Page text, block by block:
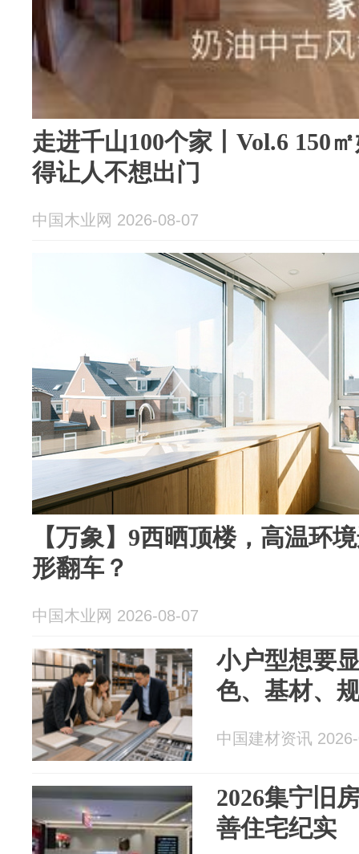
走进千山100个家丨Vol.6 150
得让人不想出门
中国木业网 2026-08-07
【万象】9西晒顶楼，高温环
形翻车？
中国木业网 2026-08-07
小户型想要
色、基材、
中国建材资讯
2026集宁旧
善住宅纪实